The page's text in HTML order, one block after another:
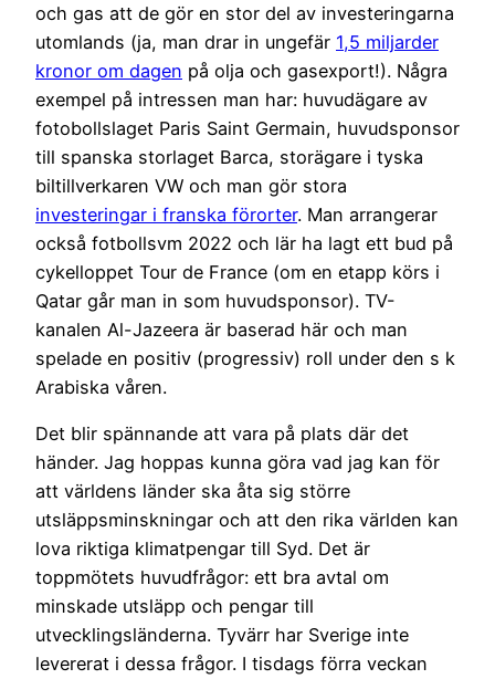
och gas att de gör en stor del av investeringarna
utomlands (ja, man drar in ungefär 1,5 miljarder
kronor om dagen på olja och gasexport!). Några
exempel på intressen man har: huvudägare av
fotobollslaget Paris Saint Germain, huvudsponsor
till spanska storlaget Barca, storägare i tyska
biltillverkaren VW och man gör stora
investeringar i franska förorter. Man arrangerar
också fotbollsvm 2022 och lär ha lagt ett bud på
cykelloppet Tour de France (om en etapp körs i
Qatar går man in som huvudsponsor). TV-
kanalen Al-Jazeera är baserad här och man
spelade en positiv (progressiv) roll under den s k
Arabiska våren.
Det blir spännande att vara på plats där det
händer. Jag hoppas kunna göra vad jag kan för
att världens länder ska åta sig större
utsläppsminskningar och att den rika världen kan
lova riktiga klimatpengar till Syd. Det är
toppmötets huvudfrågor: ett bra avtal om
minskade utsläpp och pengar till
utvecklingsländerna. Tyvärr har Sverige inte
levererat i dessa frågor. I tisdags förra veckan